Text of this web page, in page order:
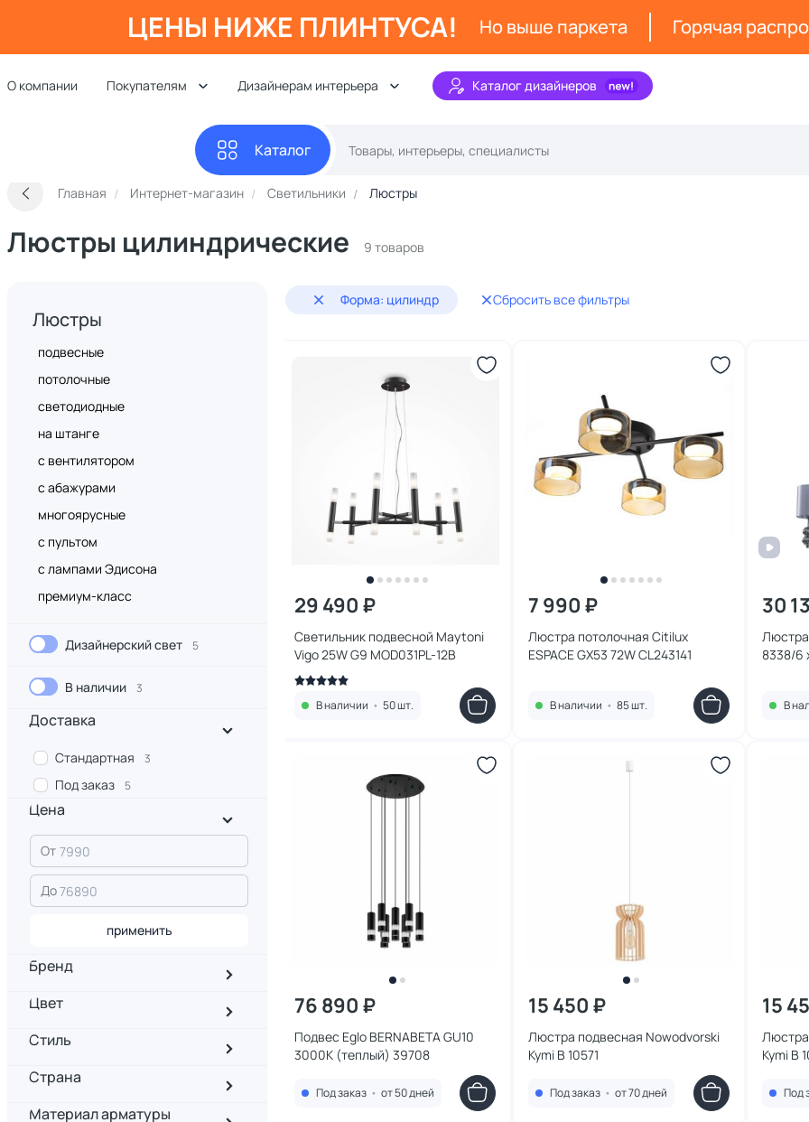
ЦЕНЫ НИЖЕ ПЛИНТУСА! Но выше паркета Горячая
О компании Покупателям Дизайнерам интерьера Каталог дизайнеров
Каталог
Главная Интернет-магазин Светильники Люстры
Люстры цилиндрические 9 товаров
Люстры
подвесные
потолочные
светодиодные
на штанге
с вентилятором
с абажурами
многоярусные
с пультом
с лампами Эдисона
премиум-класс
Дизайнерский свет 5
В наличии 3
Доставка
Стандартная 3
Под заказ 5
Цена
От
До
применить
Бренд
Цвет
Стиль
Страна
Материал арматуры
Форма: цилиндр Сбросить все фильтры
29 490 ₽
Светильник подвесной Maytoni
Vigo 25W G9 MOD031PL-12B
В наличии • 50 шт.
7 990 ₽
Люстра потолочная Citilux
ESPACE GX53 72W CL243141
В наличии • 85 шт.
30
Люстра
8338/6
В
76 890 ₽
Подвес Eglo BERNABETA GU10
3000К (теплый) 39708
Под заказ • от 50 дней
15 450 ₽
Люстра подвесная Nowodvorski
Kymi B 10571
Под заказ • от 70 дней
15
Kymi B
Под